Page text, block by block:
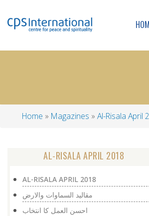
Breadcrumb
Home Magazines Al-Risala April
AL-RISALA APRIL 2018
AL-RISALA APRIL 2018
مقالید السماوات والارض
احسن العمل کا انتخاب